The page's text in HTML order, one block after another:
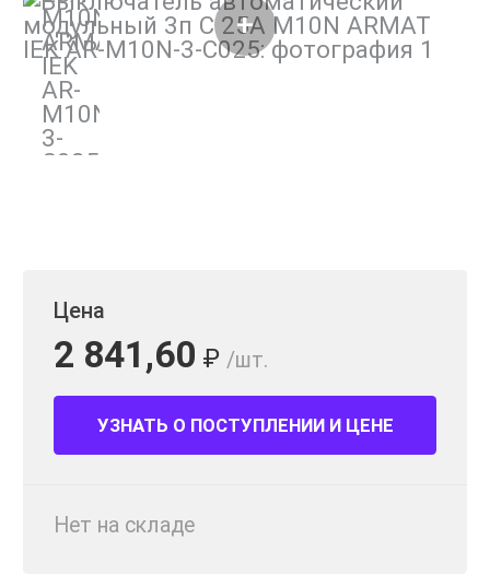
Цена
2 841,60 ₽ /шт.
УЗНАТЬ О ПОСТУПЛЕНИИ И ЦЕНЕ
Нет на складе